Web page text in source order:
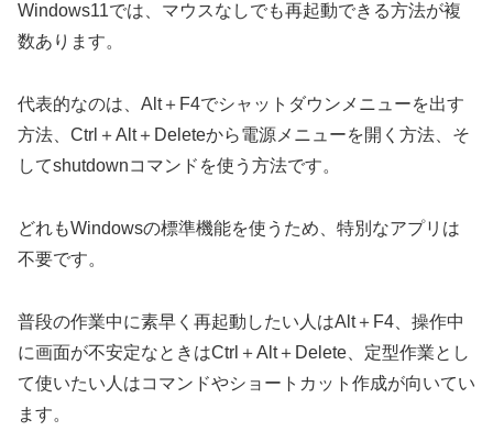
Windows11では、マウスなしでも再起動できる方法が複
数あります。
代表的なのは、Alt＋F4でシャットダウンメニューを出す
方法、Ctrl＋Alt＋Deleteから電源メニューを開く方法、そ
してshutdownコマンドを使う方法です。
どれもWindowsの標準機能を使うため、特別なアプリは
不要です。
普段の作業中に素早く再起動したい人はAlt＋F4、操作中
に画面が不安定なときはCtrl＋Alt＋Delete、定型作業とし
て使いたい人はコマンドやショートカット作成が向いてい
ます。